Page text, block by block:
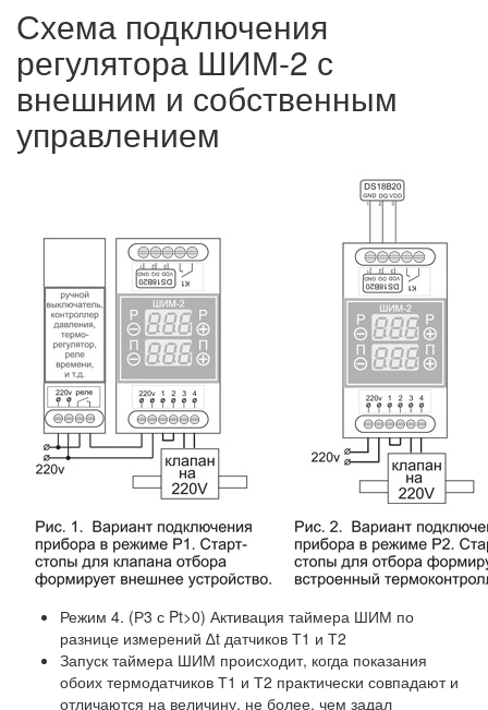
Схема подключения
регулятора ШИМ-2 с
внешним и собственным
управлением
Режим 4. (Р3 с Pt>0) Активация таймера ШИМ по
разнице измерений ∆t датчиков Т1 и Т2
Запуск таймера ШИМ происходит, когда показания
обоих термодатчиков Т1 и Т2 практически совпадают и
отличаются на величину, не более, чем задал